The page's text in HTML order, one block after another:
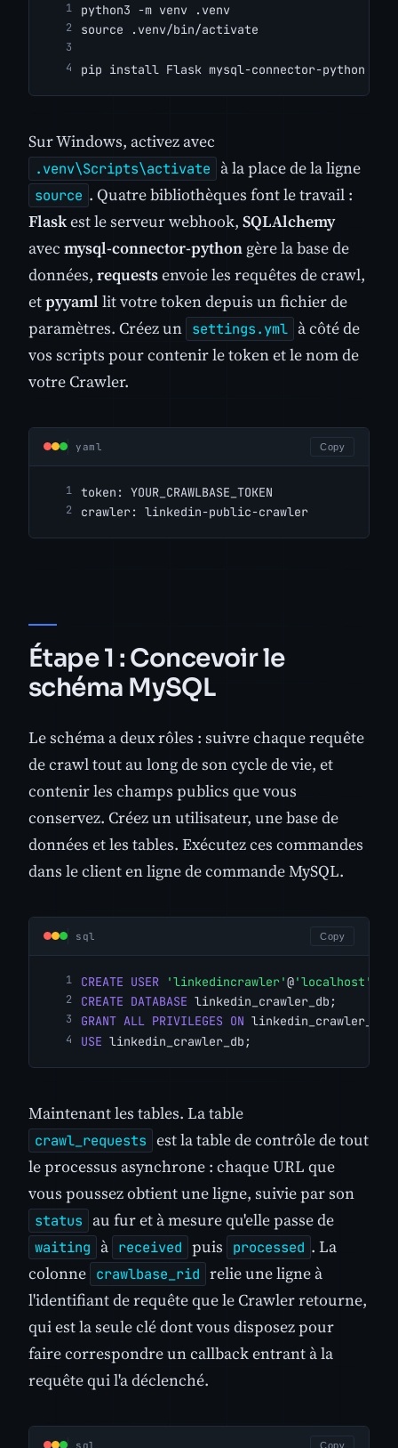
python3 -m venv .venv
source .venv/bin/activate
pip install Flask mysql-connector-python
Sur Windows, activez avec
.venv\Scripts\activate à la place de la ligne
source . Quatre bibliothèques font le travail :
Flaskest le serveur webhook, SQLAlchemy
avec mysql-connector-python gère la base de
données, requestsenvoie les requêtes de crawl,
etpyyaml lit votre token depuis un fichier de
paramètres. Créez un settings.yml à côté de
vos scripts pour contenir le token et le nom de
votre Crawler.
yaml Copy
token: YOUR_CRAWLBASE_TOKEN
crawler: linkedin-public-crawler
Étape 1 : Concevoir le
schéma MySQL
Le schéma a deux rôles : suivre chaque requête
de crawl tout au long de son cycle de vie, et
contenir les champs publics que vous
conservez. Créez un utilisateur, une base de
données et les tables. Exécutez ces commandes
dans le client en ligne de commande MySQL.
sql Copy
CREATE USER 'linkedincrawler'@'localhost'
CREATE DATABASE linkedin_crawler_db;
GRANT ALL PRIVILEGES ON
USE linkedin_crawler_db;
Maintenant les tables. La table
crawl_requests est la table de contrôle de tout
le processus asynchrone : chaque URL que
vous poussez obtient une ligne, suivie par son
status au fur et à mesure qu'elle passe de
waiting à received puis processed . La
colonne crawlbase_rid relie une ligne à
l'identifiant de requête que le Crawler retourne,
qui est la seule clé dont vous disposez pour
faire correspondre un callback entrant à la
requête qui l'a déclenché.
sql Copy